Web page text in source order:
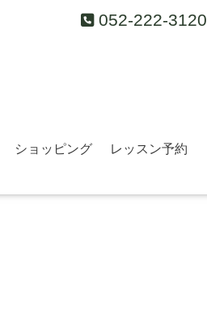
052-222-3120
ショッピング レッスン予約